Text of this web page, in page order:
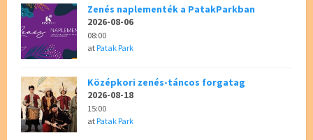
Zenés naplementék a PatakParkban
2026-08-06
08:00
atPatak Park
Középkori zenés-táncos forgatag
2026-08-18
15:00
atPatak Park